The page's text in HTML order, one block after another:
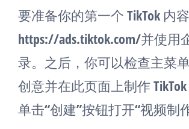
要准备你的第一个 TikTok 内
https://ads.tiktok.com/并使用
录。之后，你可以检查主菜
创意并在此页面上制作
单击“创建”按钮打开“视频制